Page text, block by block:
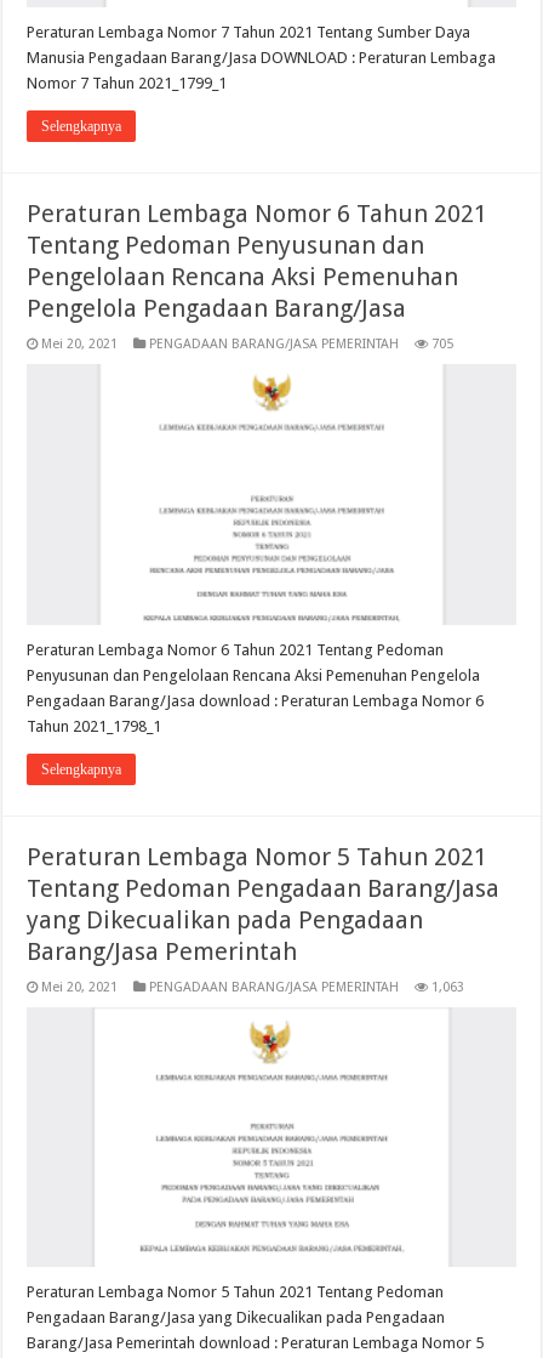
Peraturan Lembaga Nomor 7 Tahun 2021 Tentang Sumber Daya
Manusia Pengadaan Barang/Jasa DOWNLOAD : Peraturan Lembaga
Nomor 7 Tahun 2021_1799_1
Selengkapnya
Peraturan Lembaga Nomor 6 Tahun 2021
Tentang Pedoman Penyusunan dan
Pengelolaan Rencana Aksi Pemenuhan
Pengelola Pengadaan Barang/Jasa
Mei 20, 2021 PENGADAAN BARANG/JASA PEMERINTAH 705
Peraturan Lembaga Nomor 6 Tahun 2021 Tentang Pedoman
Penyusunan dan Pengelolaan Rencana Aksi Pemenuhan Pengelola
Pengadaan Barang/Jasa download : Peraturan Lembaga Nomor 6
Tahun 2021_1798_1
Selengkapnya
Peraturan Lembaga Nomor 5 Tahun 2021
Tentang Pedoman Pengadaan Barang/Jasa
yang Dikecualikan pada Pengadaan
Barang/Jasa Pemerintah
Mei 20, 2021 PENGADAAN BARANG/JASA PEMERINTAH 1,063
Peraturan Lembaga Nomor 5 Tahun 2021 Tentang Pedoman
Pengadaan Barang/Jasa yang Dikecualikan pada Pengadaan
Barang/Jasa Pemerintah download : Peraturan Lembaga Nomor 5